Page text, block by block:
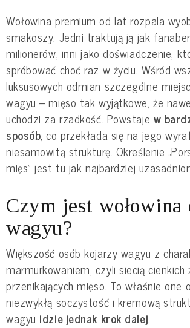
Wołowina premium od lat rozpala
smakoszy. Jedni traktują ją jak
milionerów, inni jako doświadczenie,
spróbować choć raz w życiu. Wśród
luksusowych odmian szczególne
wagyu – mięso tak wyjątkowe, że
uchodzi za rzadkość. Powstaje w
sposób, co przekłada się na jego
niesamowitą strukturę. Określenie
mięs” jest tu jak najbardziej
Czym jest wołowina
wagyu?
Większość osób kojarzy wagyu z
marmurkowaniem, czyli siecią cienkich
przenikających mięso. To właśnie one
niezwykłą soczystość i kremową
wagyu idzie jednak krok dalej.